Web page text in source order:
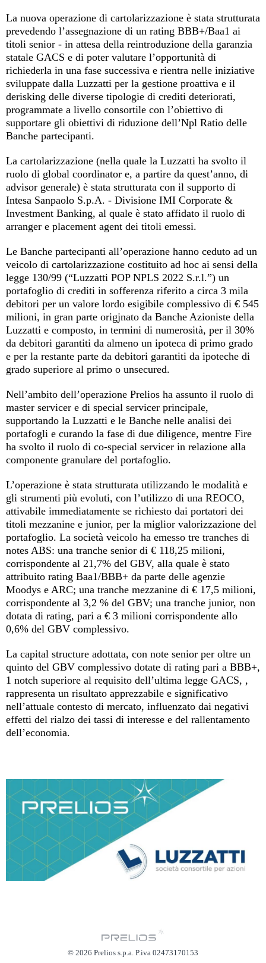
La nuova operazione di cartolarizzazione è stata strutturata
prevedendo l’assegnazione di un rating BBB+/Baa1 ai
titoli senior - in attesa della reintroduzione della garanzia
statale GACS e di poter valutare l’opportunità di
richiederla in una fase successiva e rientra nelle iniziative
sviluppate dalla Luzzatti per la gestione proattiva e il
derisking delle diverse tipologie di crediti deteriorati,
programmate a livello consortile con l’obiettivo di
supportare gli obiettivi di riduzione dell’Npl Ratio delle
Banche partecipanti.
La cartolarizzazione (nella quale la Luzzatti ha svolto il
ruolo di global coordinator e, a partire da quest’anno, di
advisor generale) è stata strutturata con il supporto di
Intesa Sanpaolo S.p.A. - Divisione IMI Corporate &
Investment Banking, al quale è stato affidato il ruolo di
arranger e placement agent dei titoli emessi.
Le Banche partecipanti all’operazione hanno ceduto ad un
veicolo di cartolarizzazione costituito ad hoc ai sensi della
legge 130/99 (“Luzzatti POP NPLS 2022 S.r.l.”) un
portafoglio di crediti in sofferenza riferito a circa 3 mila
debitori per un valore lordo esigibile complessivo di € 545
milioni, in gran parte origjnato da Banche Azioniste della
Luzzatti e composto, in termini di numerosità, per il 30%
da debitori garantiti da almeno un ipoteca di primo grado
e per la restante parte da debitori garantiti da ipoteche di
grado superiore al primo o unsecured.
Nell’ambito dell’operazione Prelios ha assunto il ruolo di
master servicer e di special servicer principale,
supportando la Luzzatti e le Banche nelle analisi dei
portafogli e curando la fase di due diligence, mentre Fire
ha svolto il ruolo di co-special servicer in relazione alla
componente granulare del portafoglio.
L’operazione è stata strutturata utilizzando le modalità e
gli strumenti più evoluti, con l’utilizzo di una REOCO,
attivabile immediatamente se richiesto dai portatori dei
titoli mezzanine e junior, per la miglior valorizzazione del
portafoglio. La società veicolo ha emesso tre tranches di
notes ABS: una tranche senior di € 118,25 milioni,
corrispondente al 21,7% del GBV, alla quale è stato
attribuito rating Baa1/BBB+ da parte delle agenzie
Moodys e ARC; una tranche mezzanine di € 17,5 milioni,
corrispondente al 3,2 % del GBV; una tranche junior, non
dotata di rating, pari a € 3 milioni corrispondente allo
0,6% del GBV complessivo.
La capital structure adottata, con note senior per oltre un
quinto del GBV complessivo dotate di rating pari a BBB+,
1 notch superiore al requisito dell’ultima legge GACS, ,
rappresenta un risultato apprezzabile e significativo
nell’attuale contesto di mercato, influenzato dai negativi
effetti del rialzo dei tassi di interesse e del rallentamento
dell’economia.
© 2026 Prelios s.p.a. P.iva 02473170153